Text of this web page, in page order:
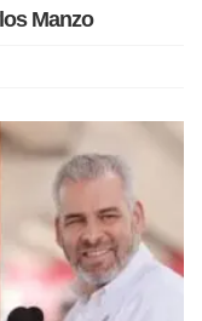
Manzo